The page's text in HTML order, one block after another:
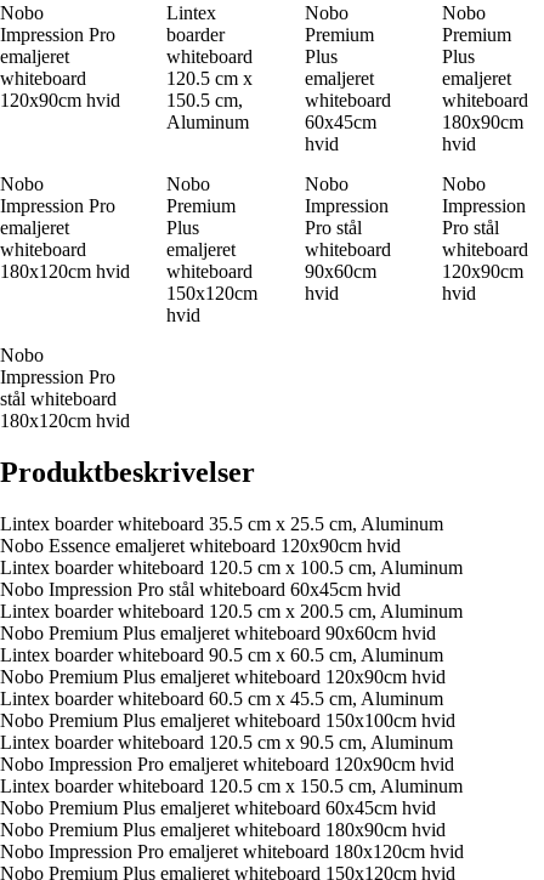
Nobo
Impression Pro
emaljeret
whiteboard
120x90cm hvid
Lintex
boarder
whiteboard
120.5 cm x
150.5 cm,
Aluminum
Nobo
Premium
Plus
emaljeret
whiteboard
60x45cm
hvid
Nobo
Premium
Plus
emaljeret
whiteboard
180x90cm
hvid
Nobo
Impression Pro
emaljeret
whiteboard
180x120cm hvid
Nobo
Premium
Plus
emaljeret
whiteboard
150x120cm
hvid
Nobo
Impression
Pro stål
whiteboard
90x60cm
hvid
Nobo
Impression
Pro stål
whiteboard
120x90cm
hvid
Nobo
Impression Pro
stål whiteboard
180x120cm hvid
Produktbeskrivelser
Lintex boarder whiteboard 35.5 cm x 25.5 cm, Aluminum
Nobo Essence emaljeret whiteboard 120x90cm hvid
Lintex boarder whiteboard 120.5 cm x 100.5 cm, Aluminum
Nobo Impression Pro stål whiteboard 60x45cm hvid
Lintex boarder whiteboard 120.5 cm x 200.5 cm, Aluminum
Nobo Premium Plus emaljeret whiteboard 90x60cm hvid
Lintex boarder whiteboard 90.5 cm x 60.5 cm, Aluminum
Nobo Premium Plus emaljeret whiteboard 120x90cm hvid
Lintex boarder whiteboard 60.5 cm x 45.5 cm, Aluminum
Nobo Premium Plus emaljeret whiteboard 150x100cm hvid
Lintex boarder whiteboard 120.5 cm x 90.5 cm, Aluminum
Nobo Impression Pro emaljeret whiteboard 120x90cm hvid
Lintex boarder whiteboard 120.5 cm x 150.5 cm, Aluminum
Nobo Premium Plus emaljeret whiteboard 60x45cm hvid
Nobo Premium Plus emaljeret whiteboard 180x90cm hvid
Nobo Impression Pro emaljeret whiteboard 180x120cm hvid
Nobo Premium Plus emaljeret whiteboard 150x120cm hvid